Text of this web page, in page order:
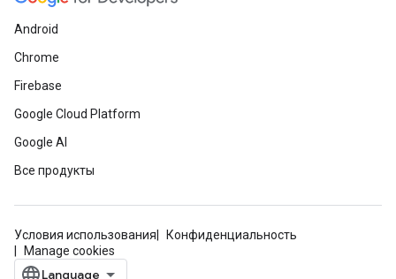
Android
Chrome
Firebase
Google Cloud Platform
Google AI
Все продукты
Условия использования
Конфиденциальность
Manage cookies